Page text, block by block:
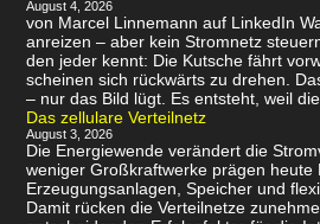
August 4, 2026
von Marcel Linnemann auf LinkedIn
anreizen – aber kein Stromnetz
den jeder kennt: Die Kutsche fährt
scheinen sich rückwärts zu drehen.
– nur das Bild lügt. Es entsteht, weil
Das zellulare Verteilnetz
August 3, 2026
Die Energiewende verändert die
weniger Großkraftwerke prägen heute
Erzeugungsanlagen, Speicher und
Damit rücken die Verteilnetze